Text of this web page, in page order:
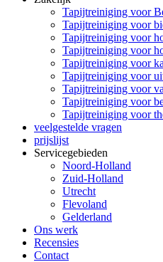
Tapijtreiniging voor
Tapijtreiniging voor
Tapijtreiniging voor
Tapijtreiniging voor
Tapijtreiniging voor
Tapijtreiniging voor
Tapijtreiniging voor
Tapijtreiniging voor
Tapijtreiniging voor
veelgestelde vragen
prijslijst
Servicegebieden
Noord-Holland
Zuid-Holland
Utrecht
Flevoland
Gelderland
Ons werk
Recensies
Contact